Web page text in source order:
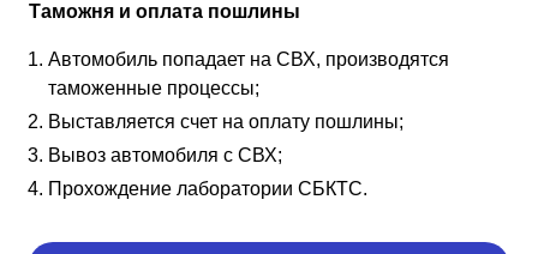
Таможня и оплата пошлины
Автомобиль попадает на СВХ, производятся
таможенные процессы;
Выставляется счет на оплату пошлины;
Вывоз автомобиля с СВХ;
Прохождение лаборатории СБКТС.